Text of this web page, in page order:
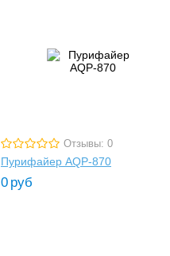
Отзывы: 0
Пурифайер AQP-870
0 руб